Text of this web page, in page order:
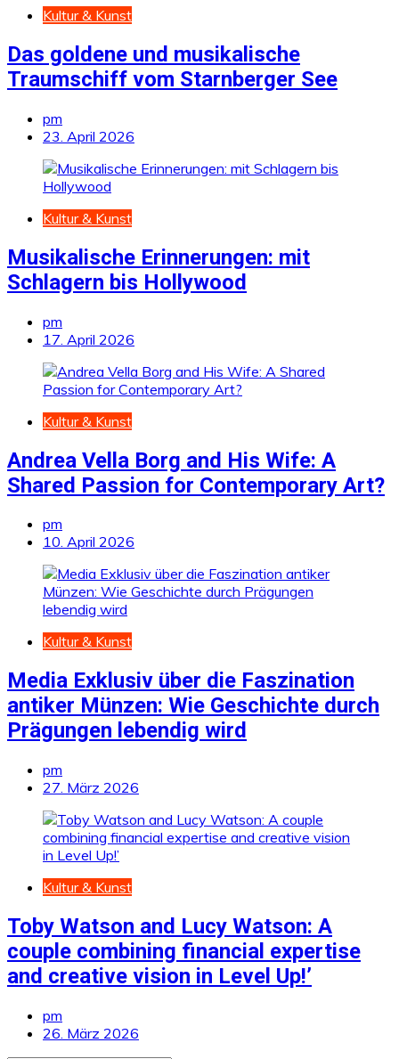
Kultur & Kunst
Das goldene und musikalische
Traumschiff vom Starnberger See
pm
23. April 2026
Kultur & Kunst
Musikalische Erinnerungen: mit
Schlagern bis Hollywood
pm
17. April 2026
Kultur & Kunst
Andrea Vella Borg and His Wife: A
Shared Passion for Contemporary Art?
pm
10. April 2026
Kultur & Kunst
Media Exklusiv über die Faszination
antiker Münzen: Wie Geschichte durch
Prägungen lebendig wird
pm
27. März 2026
Kultur & Kunst
Toby Watson and Lucy Watson: A
couple combining financial expertise
and creative vision in Level Up!’
pm
26. März 2026